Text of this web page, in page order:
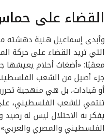
القضاء على
وأبدى إسماعيل هنية دهشته
التي تريد القضاء على حركة
معقبًا: «أضغاث أحلام يعيشها
جزء أصيل من الشعب
أو قيادات، بل هي منهجية
تنتمي للشعب الفلسطيني،
يفكر به الاحتلال ليس له
الفلسطيني والمصري